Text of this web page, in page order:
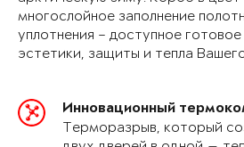
многослойное заполнение
уплотнения – доступное
эстетики, защиты и тепла
Инновационный
Терморазрыв, который